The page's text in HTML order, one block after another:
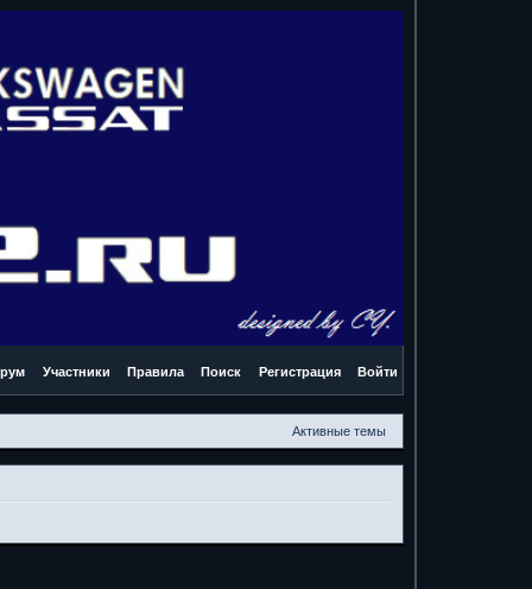
Участники Правила Поиск Регистрация Войти
Активные темы